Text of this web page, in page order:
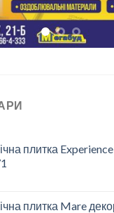
плитка
плитка Mare